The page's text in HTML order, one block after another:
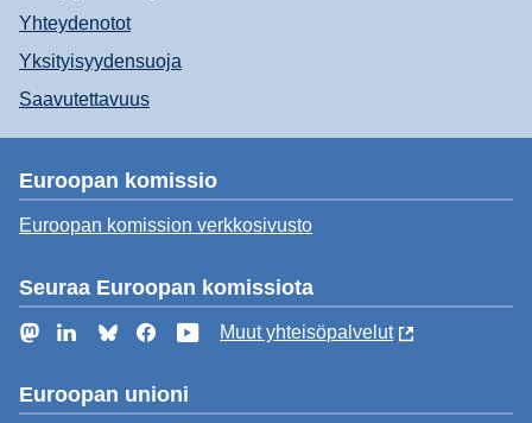
Yhteydenotot
Yksityisyydensuoja
Saavutettavuus
Euroopan komissio
Euroopan komission verkkosivusto
Seuraa Euroopan komissiota
MastodonLinkedInBlueskyFacebookYouTube
Muut yhteisöpalvelut
Euroopan unioni